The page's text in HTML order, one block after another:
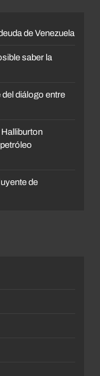
de Venezuela
saber la
diálogo entre
de